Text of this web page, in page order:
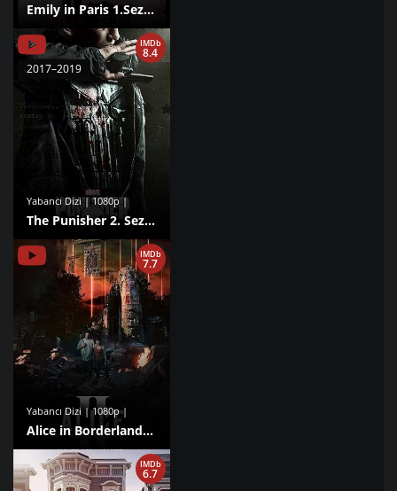
Emily in Paris 1.Sezon izle
Yabancı Dizi | 1080p |
The Punisher 2. Sezon izle
IMDb
8.4
2017–2019
Yabancı Dizi | 1080p |
Alice in Borderland 1.Sezon izle
IMDb
7.7
IMDb
6.7